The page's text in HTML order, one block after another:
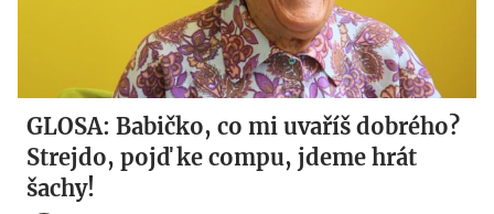
GLOSA: Babičko, co mi uvaříš dobrého?
Strejdo, pojď ke compu, jdeme hrát
šachy!